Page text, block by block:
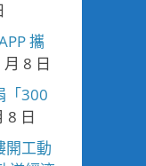
攜
8 日
「300
8 日
開工動